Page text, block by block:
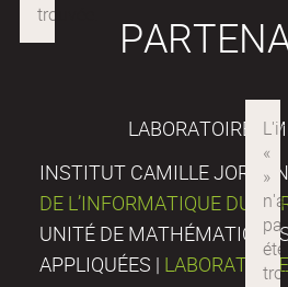
LABORATOIRES
INSTITUT CAMILLE
DE L’INFORMATIQUE DU
UNITÉ DE
APPLIQUÉES |